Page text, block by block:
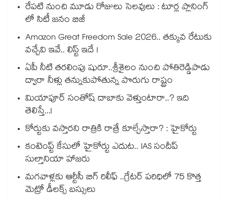
రేపటి నుంచి మూడు రోజులు సెలవులు : టూర్ల ప్లానింగ్
లో సిటీ జనం బిజీ
Amazon Great Freedom Sale 2026.. తక్కువ రేటుకు
వచ్చేవి ఇవే.. లిస్ట్ ఇదే !
ఏపీ నీటి తరలింపు షురూ..శ్రీశైలం నుంచి పోతిరెడ్డిపాడు
ద్వారా నీళ్లు తన్నుకుపోతున్న పొరుగు రాష్ట్రం
మియాపూర్ సంతోష్ దాబాకు వెళ్తుంటారా..? ఇది
తెలిస్తే...!
కోర్టుకు వస్తారని రాత్రికి రాత్రే కూల్చేస్తారా? : హైకోర్టు
కంటెంప్ట్ కేసులో హైకోర్టు ఎదుట.. IAS సందీప్
సుల్తానియా హాజరు
మగవాళ్లకు ఆర్టీసీ బిగ్ రిలీఫ్ ..గ్రేటర్ పరిధిలో 75 కొత్త
మెట్రో డీలక్స్ బస్సులు